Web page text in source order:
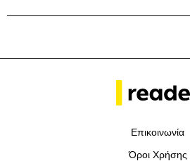
Επικοινωνία
Όροι Χρήσης